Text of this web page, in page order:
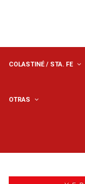
COLASTINÉ / STA. FE
OTRAS